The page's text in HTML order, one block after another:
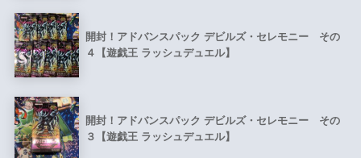
開封！アドバンスパック デビルズ・セレモニー その
４【遊戯王 ラッシュデュエル】
開封！アドバンスパック デビルズ・セレモニー その
３【遊戯王 ラッシュデュエル】